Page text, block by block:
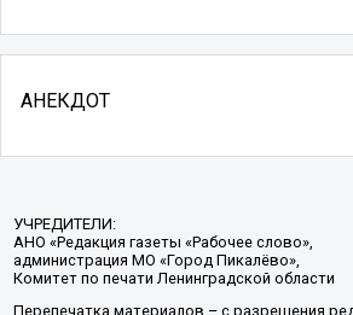
АНЕКДОТ
УЧРЕДИТЕЛИ:
АНО «Редакция газеты «Рабочее слово»,
администрация МО «Город Пикалёво»,
Комитет по печати Ленинградской области
Перепечатка материалов – с разрешения